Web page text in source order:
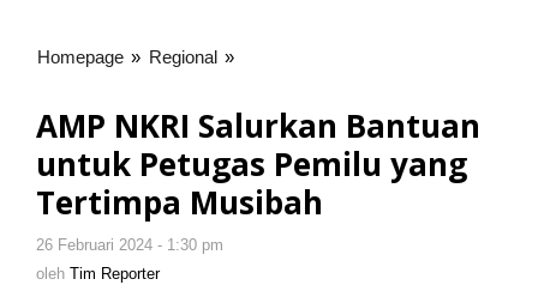
Homepage » Regional »
Salurkan
Bantuan
untuk
Petugas
Pemilu
AMP NKRI Salurkan Bantuan
untuk Petugas Pemilu yang
Tertimpa Musibah
26 Februari 2024 - 1:30 pm
oleh Tim Reporter